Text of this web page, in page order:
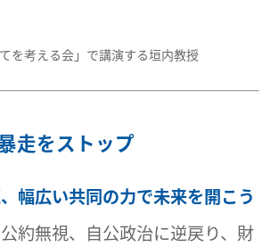
を考える会」で講演する垣内教授
走をストップ
幅広い共同の力で未来を開こう
約無視、自公政治に逆戻り、財